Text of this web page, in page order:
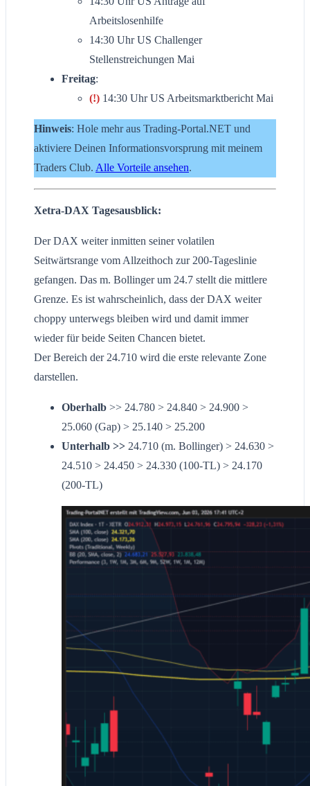
Arbeitslosenhilfe
14:30 Uhr US Challenger
Stellenstreichungen Mai
Freitag:
(!) 14:30 Uhr US Arbeitsmarktbericht Mai
Hinweis: Hole mehr aus Trading-Portal.NET und
aktiviere Deinen Informationsvorsprung mit meinem
Traders Club. Alle Vorteile ansehen.
Xetra-DAX Tagesausblick:
Der DAX weiter inmitten seiner volatilen
Seitwärtsrange vom Allzeithoch zur 200-Tageslinie
gefangen. Das m. Bollinger um 24.7 stellt die mittlere
Grenze. Es ist wahrscheinlich, dass der DAX weiter
choppy unterwegs bleiben wird und damit immer
wieder für beide Seiten Chancen bietet.
Der Bereich der 24.710 wird die erste relevante Zone
darstellen.
Oberhalb >> 24.780 > 24.840 > 24.900 >
25.060 (Gap) > 25.140 > 25.200
Unterhalb >> 24.710 (m. Bollinger) > 24.630 >
24.510 > 24.450 > 24.330 (100-TL) > 24.170
(200-TL)